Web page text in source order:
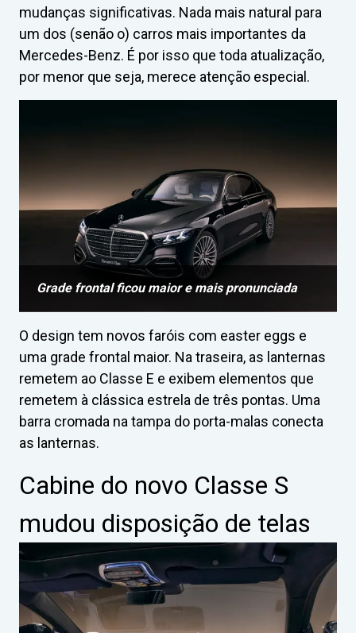
mudanças significativas. Nada mais natural para
um dos (senão o) carros mais importantes da
Mercedes-Benz. É por isso que toda atualização,
por menor que seja, merece atenção especial.
Grade frontal ficou maior e mais pronunciada
O design tem novos faróis com easter eggs e
uma grade frontal maior. Na traseira, as lanternas
remetem ao Classe E e exibem elementos que
remetem à clássica estrela de três pontas. Uma
barra cromada na tampa do porta-malas conecta
as lanternas.
Cabine do novo Classe S
mudou disposição de telas